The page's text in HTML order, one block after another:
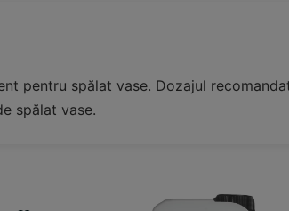
pentru spălat vase. Dozajul
spălat vase.